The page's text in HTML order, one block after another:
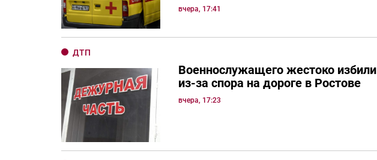
вчера, 17:41
ДТП
Военнослужащего жестоко избили
из-за спора на дороге в Ростове
вчера, 17:23